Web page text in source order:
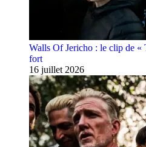
Walls Of Jericho : le clip de «
fort
16 juillet 2026